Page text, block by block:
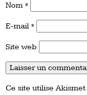
Nom *
E-mail *
Site web
Ce site utilise